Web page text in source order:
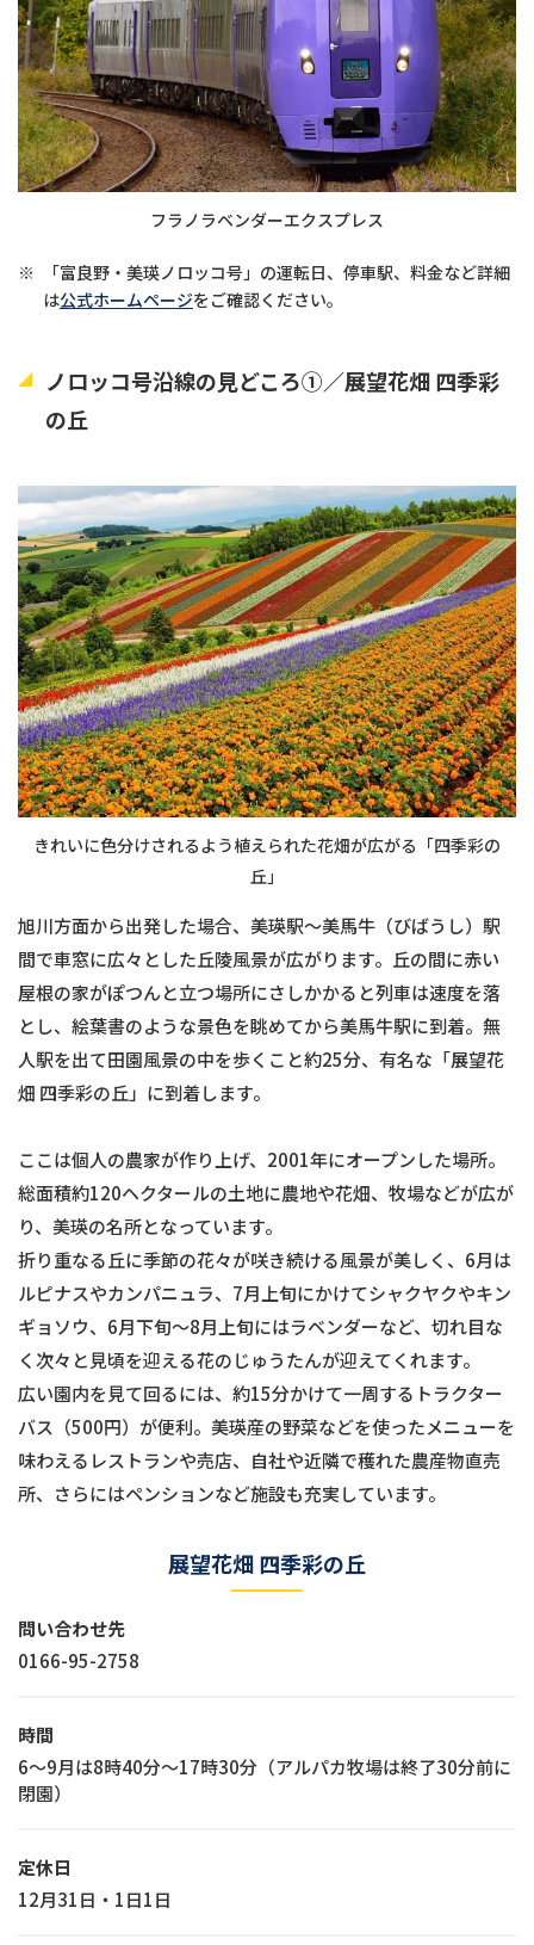
フラノラベンダーエクスプレス
※
「富良野・美瑛ノロッコ号」の運転日、停車駅、料金など詳細
は公式ホームページをご確認ください。
ノロッコ号沿線の見どころ①／展望花畑 四季彩
の丘
きれいに色分けされるよう植えられた花畑が広がる「四季彩の
丘」
旭川方面から出発した場合、美瑛駅〜美馬牛（びばうし）駅
間で車窓に広々とした丘陵風景が広がります。丘の間に赤い
屋根の家がぽつんと立つ場所にさしかかると列車は速度を落
とし、絵葉書のような景色を眺めてから美馬牛駅に到着。無
人駅を出て田園風景の中を歩くこと約25分、有名な「展望花
畑 四季彩の丘」に到着します。
ここは個人の農家が作り上げ、2001年にオープンした場所。
総面積約120ヘクタールの土地に農地や花畑、牧場などが広が
り、美瑛の名所となっています。
折り重なる丘に季節の花々が咲き続ける風景が美しく、6月は
ルピナスやカンパニュラ、7月上旬にかけてシャクヤクやキン
ギョソウ、6月下旬〜8月上旬にはラベンダーなど、切れ目な
く次々と見頃を迎える花のじゅうたんが迎えてくれます。
広い園内を見て回るには、約15分かけて一周するトラクター
バス（500円）が便利。美瑛産の野菜などを使ったメニューを
味わえるレストランや売店、自社や近隣で穫れた農産物直売
所、さらにはペンションなど施設も充実しています。
展望花畑 四季彩の丘
問い合わせ先
0166-95-2758
時間
6〜9月は8時40分〜17時30分（アルパカ牧場は終了30分前に
閉園）
定休日
12月31日・1日1日